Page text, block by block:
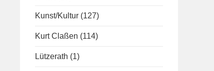
Kunst/Kultur (127)
Kurt Claßen (114)
Lützerath (1)